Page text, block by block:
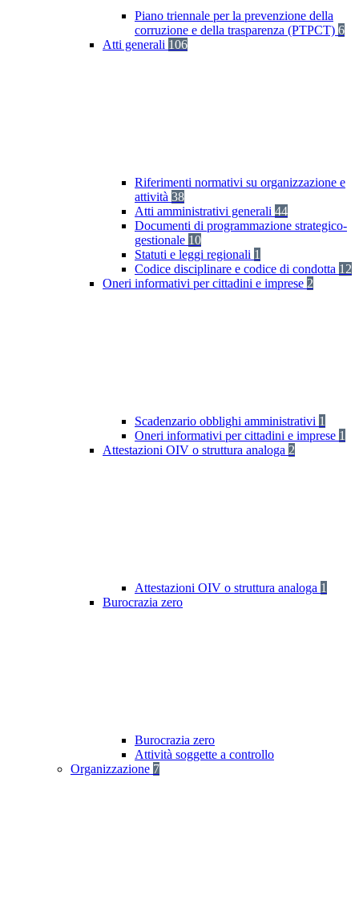
Piano triennale per la prevenzione della
corruzione e della trasparenza (PTPCT) 6
Atti generali 106
Riferimenti normativi su organizzazione e
attività 38
Atti amministrativi generali 44
Documenti di programmazione strategico-
gestionale 10
Statuti e leggi regionali 1
Codice disciplinare e codice di condotta 12
Oneri informativi per cittadini e imprese 2
Scadenzario obblighi amministrativi 1
Oneri informativi per cittadini e imprese 1
Attestazioni OIV o struttura analoga 2
Attestazioni OIV o struttura analoga 1
Burocrazia zero
Burocrazia zero
Attività soggette a controllo
Organizzazione 7